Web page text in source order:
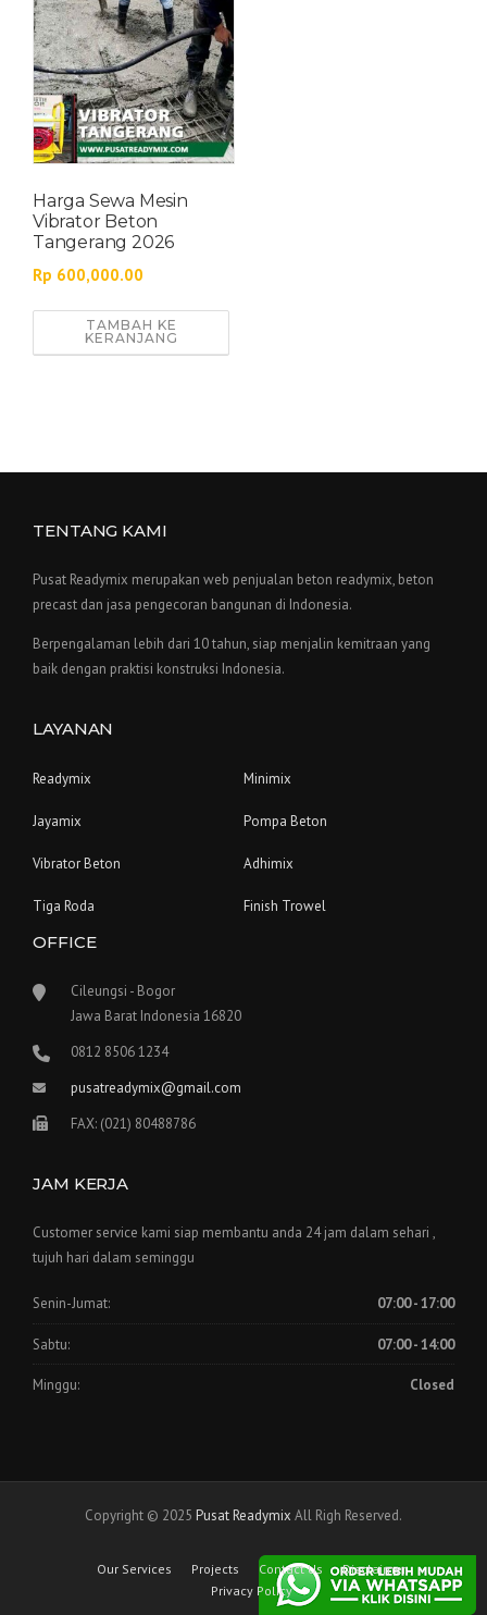
Harga Sewa Mesin
Vibrator Beton
Tangerang 2026
Rp 600,000.00
TAMBAH KE
KERANJANG
TENTANG KAMI
Pusat Readymix merupakan web penjualan beton readymix, beton
precast dan jasa pengecoran bangunan di Indonesia.
Berpengalaman lebih dari 10 tahun, siap menjalin kemitraan yang
baik dengan praktisi konstruksi Indonesia.
LAYANAN
Readymix Minimix
Jayamix Pompa Beton
Vibrator Beton Adhimix
Tiga Roda Finish Trowel
OFFICE
Cileungsi - Bogor
Jawa Barat Indonesia 16820
0812 8506 1234
pusatreadymix@gmail.com
FAX: (021) 80488786
JAM KERJA
Customer service kami siap membantu anda 24 jam dalam sehari ,
tujuh hari dalam seminggu
Senin-Jumat: 07:00 - 17:00
Sabtu: 07:00 - 14:00
Minggu: Closed
Copyright © 2025 Pusat Readymix All Righ Reserved.
Our Services Projects Contact Us
Disclaimer
Privacy Policy